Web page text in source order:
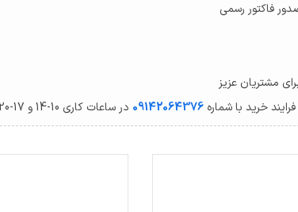
فاکتور رسمی
مشتریان عزیز
خرید با شماره 09142064376 در ساعات کاری 10-14 و 17-20 تماس بگیرید.